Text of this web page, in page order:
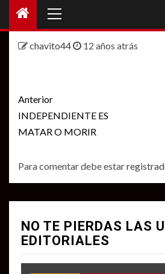
principal
chavito44 12 años atrás
Seguir
leyendo
Anterior
INDEPENDIENTE ES
MATAR O MORIR
Para comentar debe estar
NO TE PIERDAS LAS
EDITORIALES